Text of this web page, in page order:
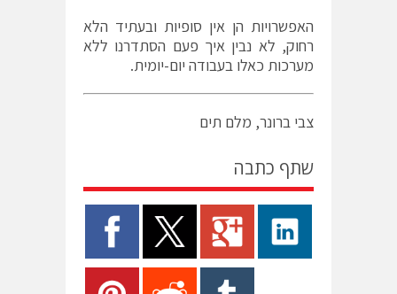
האפשרויות הן אין סופיות ובעתיד הלא
רחוק, לא נבין איך פעם הסתדרנו ללא
מערכות כאלו בעבודה יום-יומית.
צבי ברונר, מלם תים
שתף כתבה